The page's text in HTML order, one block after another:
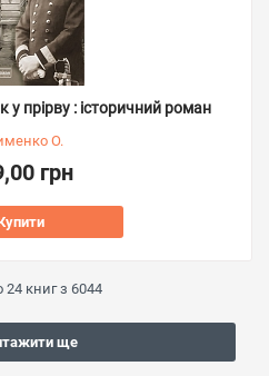
прірву : історичний роман
О.
грн
24 книг з 6044
ще